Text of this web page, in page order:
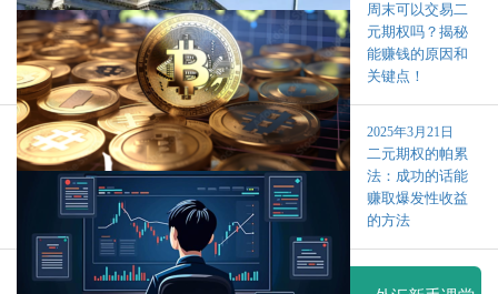
周末可以交易二
元期权吗？揭秘
能赚钱的原因和
关键点！
2025年3月21日
二元期权的帕累
法：成功的话能
赚取爆发性收益
的方法